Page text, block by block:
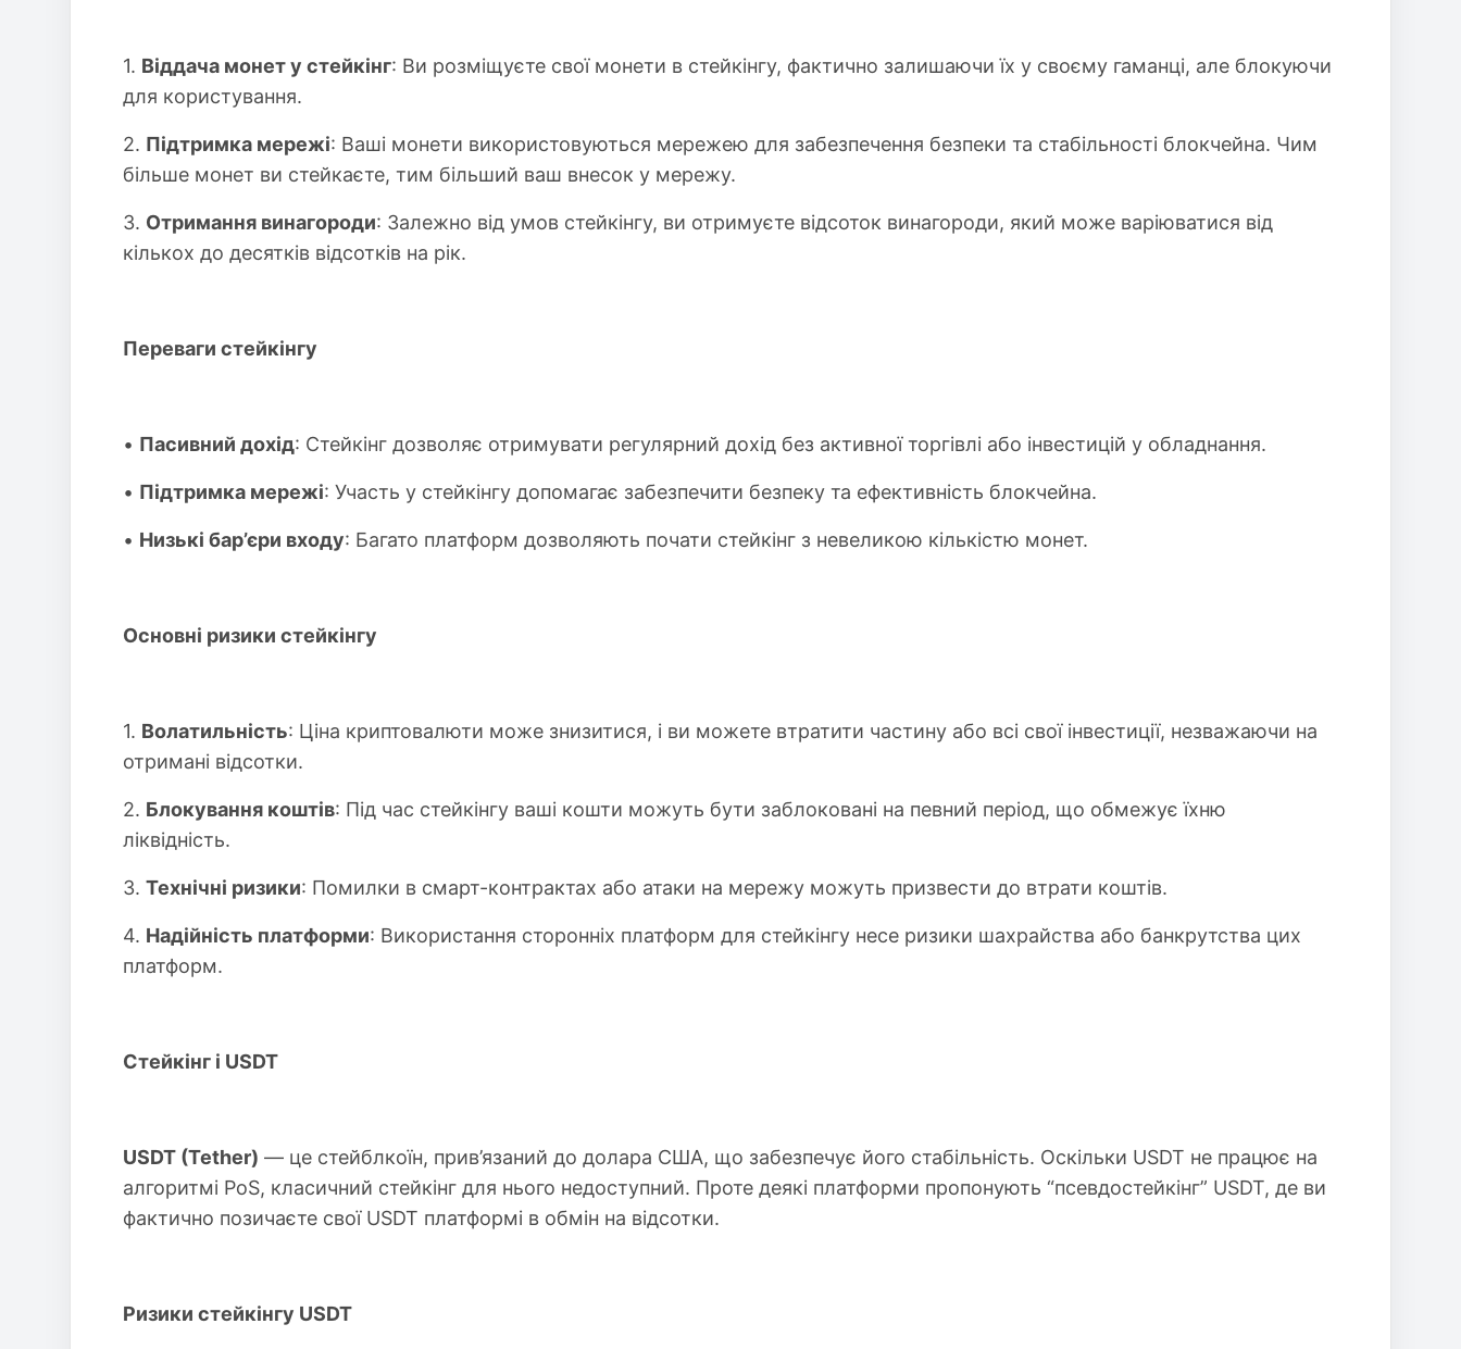
1. Віддача монет у стейкінг: Ви розміщуєте свої монети в стейкінгу, фактично залишаючи їх у своєму гаманці, але блокуючи
для користування.
2. Підтримка мережі: Ваші монети використовуються мережею для забезпечення безпеки та стабільності блокчейна. Чим
більше монет ви стейкаєте, тим більший ваш внесок у мережу.
3. Отримання винагороди: Залежно від умов стейкінгу, ви отримуєте відсоток винагороди, який може варіюватися від
кількох до десятків відсотків на рік.
Переваги стейкінгу
• Пасивний дохід: Стейкінг дозволяє отримувати регулярний дохід без активної торгівлі або інвестицій у обладнання.
• Підтримка мережі: Участь у стейкінгу допомагає забезпечити безпеку та ефективність блокчейна.
• Низькі бар’єри входу: Багато платформ дозволяють почати стейкінг з невеликою кількістю монет.
Основні ризики стейкінгу
1. Волатильність: Ціна криптовалюти може знизитися, і ви можете втратити частину або всі свої інвестиції, незважаючи на
отримані відсотки.
2. Блокування коштів: Під час стейкінгу ваші кошти можуть бути заблоковані на певний період, що обмежує їхню
ліквідність.
3. Технічні ризики: Помилки в смарт-контрактах або атаки на мережу можуть призвести до втрати коштів.
4. Надійність платформи: Використання сторонніх платформ для стейкінгу несе ризики шахрайства або банкрутства цих
платформ.
Стейкінг і USDT
USDT (Tether) — це стейблкоїн, прив’язаний до долара США, що забезпечує його стабільність. Оскільки USDT не працює на
алгоритмі PoS, класичний стейкінг для нього недоступний. Проте деякі платформи пропонують “псевдостейкінг” USDT, де ви
фактично позичаєте свої USDT платформі в обмін на відсотки.
Ризики стейкінгу USDT